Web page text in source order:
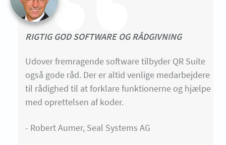
RIGTIG GOD SOFTWARE OG RÅDGIVNING
Udover fremragende software tilbyder QR Suite
også gode råd. Der er altid venlige medarbejdere
til rådighed til at forklare funktionerne og hjælpe
med oprettelsen af koder.
- Robert Aumer, Seal Systems AG